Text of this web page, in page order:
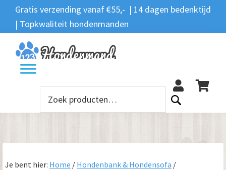
Spring
naar
de
hoofdnavigatie
Door
naar
de
hoofd
inhoud
Spring
naar
de
voettekst
Gratis verzending vanaf €55,- | 14 dagen bedenktijd
| Topkwaliteit hondenmanden
Zoeken
Zoeken
naar:
Je bent hier: Home / Hondenbank & Hondensofa /